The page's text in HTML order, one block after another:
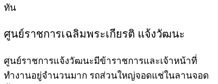
ทัน
ศูนย์ราชการเฉลิมพระเกียรติ แจ้งวัฒนะ
ศูนย์ราชการแจ้งวัฒนะมีข้าราชการและเจ้าหน้าที่
ทำงานอยู่จำนวนมาก รถส่วนใหญ่จอดแช่ในลานจอด